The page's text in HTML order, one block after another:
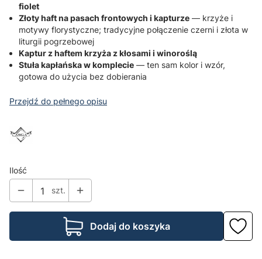
fiolet
Złoty haft na pasach frontowych i kapturze — krzyże i
motywy florystyczne; tradycyjne połączenie czerni i złota w
liturgii pogrzebowej
Kaptur z haftem krzyża z kłosami i winoroślą
Stuła kapłańska w komplecie — ten sam kolor i wzór,
gotowa do użycia bez dobierania
Przejdź do pełnego opisu
Ilość
szt.
Dodaj do koszyka